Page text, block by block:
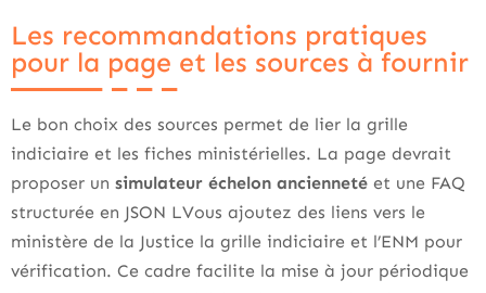
Les recommandations pratiques
pour la page et les sources à fournir
Le bon choix des sources permet de lier la grille
indiciaire et les fiches ministérielles. La page devrait
proposer un simulateur échelon ancienneté et une FAQ
structurée en JSON LVous ajoutez des liens vers le
ministère de la Justice la grille indiciaire et l’ENM pour
vérification. Ce cadre facilite la mise à jour périodique